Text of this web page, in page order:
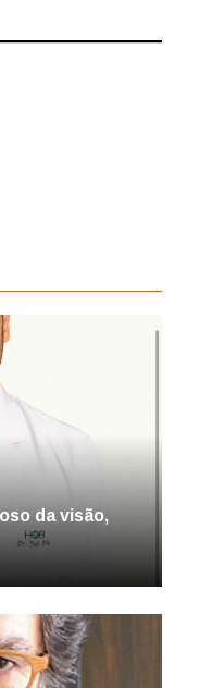
da visão,